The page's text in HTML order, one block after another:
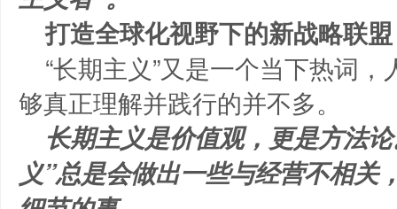
打造全球化视野下的新战略联盟
“长期主义”又是一个当下热词
够真正理解并践行的并不多。
长期主义是价值观，更是方法
义”总是会做出一些与经营不相关